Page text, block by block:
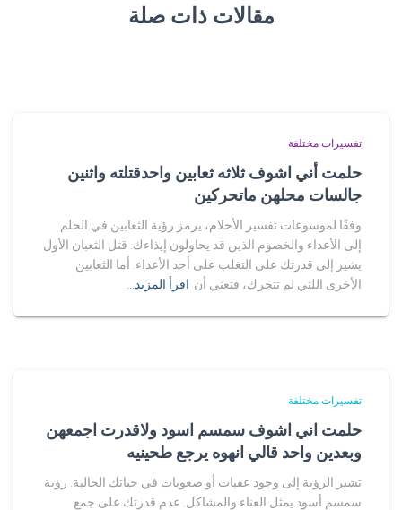
مقالات ذات صلة
تفسيرات مختلفة
حلمت أني اشوف ثلاثه ثعابين واحدقتلته واثنين
جالسات محلهن ماتحركين
وفقًا لموسوعات تفسير الأحلام، يرمز رؤية الثعابين في الحلم
إلى الأعداء والخصوم الذين قد يحاولون إيذاءك. قتل الثعبان الأول
يشير إلى قدرتك على التغلب على أحد الأعداء. أما الثعابين
الأخرى اللتي لم تتحرك، فتعني أن اقرأ المزيد…
تفسيرات مختلفة
حلمت اني اشوف سمسم اسود ولاقدرت اجمعهن
وبعدين واحد قالي انهوه يرجع طحينيه
تشير الرؤية إلى وجود عقبات أو صعوبات في حياتك الحالية. رؤية
سمسم أسود يمثل العناء والمشاكل. عدم قدرتك على جمع